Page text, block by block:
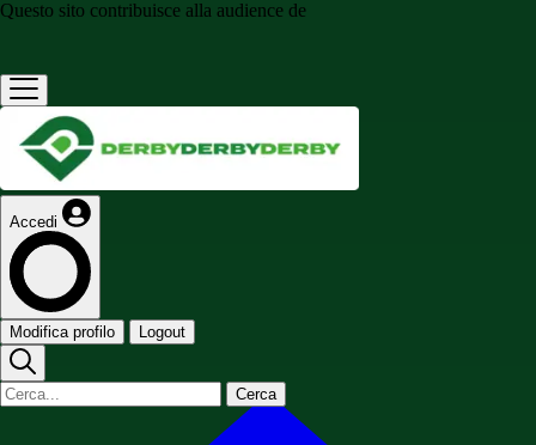
Questo sito contribuisce alla audience de
Accedi
Modifica profilo Logout
Cerca